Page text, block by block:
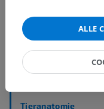
Anatomische
Tieranatomie
ALLE